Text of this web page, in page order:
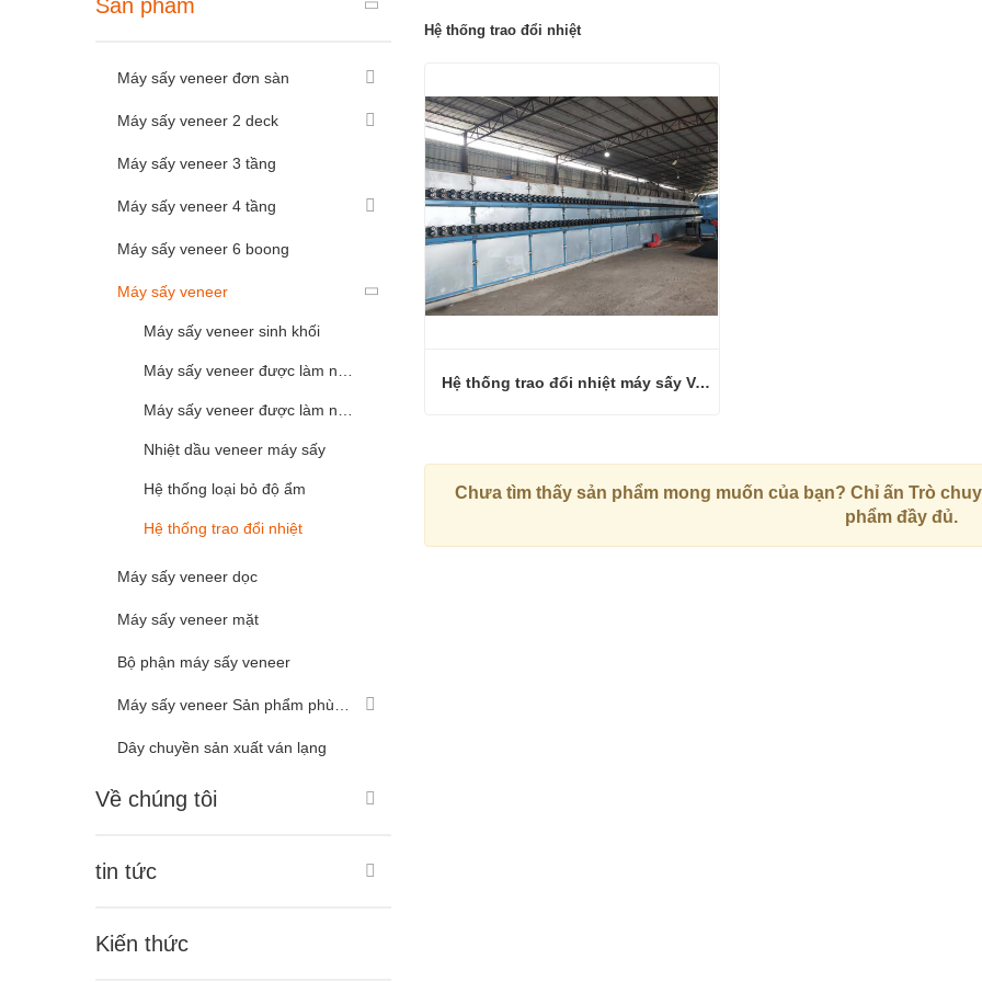
Sản phẩm
Máy sấy veneer đơn sàn
Máy sấy veneer 2 deck
Máy sấy veneer 3 tầng
Máy sấy veneer 4 tầng
Máy sấy veneer 6 boong
Máy sấy veneer
Máy sấy veneer sinh khối
Nhiệt dầu veneer máy sấy
Hệ thống loại bỏ độ ẩm
Hệ thống trao đổi nhiệt
Máy sấy veneer dọc
Máy sấy veneer mặt
Bộ phận máy sấy veneer
Dây chuyền sản xuất ván lạng
Về chúng tôi
tin tức
Kiến thức
Hệ thống trao đổi nhiệt
Hệ thống trao đổi nhiệt máy sấy Veneer
Chưa tìm thấy sản phẩm mong muốn của bạn? Chỉ ấn Trò
phẩm đầy đủ.